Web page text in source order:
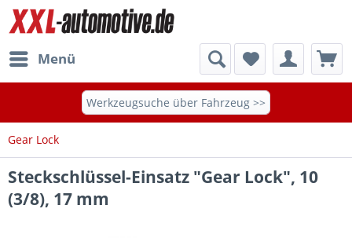
Menü
Werkzeugsuche über Fahrzeug >>
Gear Lock
Steckschlüssel-Einsatz "Gear Lock", 10
(3/8), 17 mm